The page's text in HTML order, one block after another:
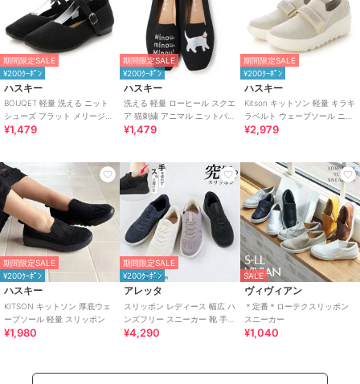
期間限定SALE
¥200ｸｰﾎﾟﾝ
ハスキー
BOUQET 軽量 洗える ニット
シューズ フラット メリージェ
ンパンプス スリッポン
¥1,479
期間限定SALE
¥200ｸｰﾎﾟﾝ
ハスキー
洗える 軽量 ローヒール スクエ
ア 猫刺繍 アニマル ニットパン
プス スリッポン オペラシュー
¥1,479
期間限定SALE
¥200ｸｰﾎﾟﾝ
ハスキー
Kitson キットソン 軽量 キラキ
ラベルト ウェーブソール ニッ
トスリッポン
¥2,979
期間限定SALE
¥200ｸｰﾎﾟﾝ
ハスキー
KITSON キットソン 厚底ウェ
ーブソール 軽量 スリッポン
¥1,980
期間限定SALE
¥200ｸｰﾎﾟﾝ
アレッタ
スリッポン レディース 幅広 ハ
ンズフリー スニーカー 靴 手を
使わず履ける ゴム紐 きれいめ
¥4,290
SALE
ヴィヴィアン
＊定番＊ローテクスリッポン
スニーカー
¥1,040